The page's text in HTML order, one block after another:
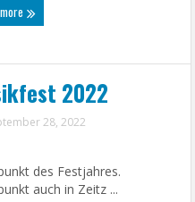
2022
28, 2022
des Festjahres.
auch in Zeitz ...